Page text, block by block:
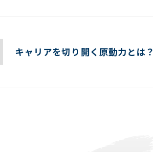
キャリアを切り開く原動力とは？